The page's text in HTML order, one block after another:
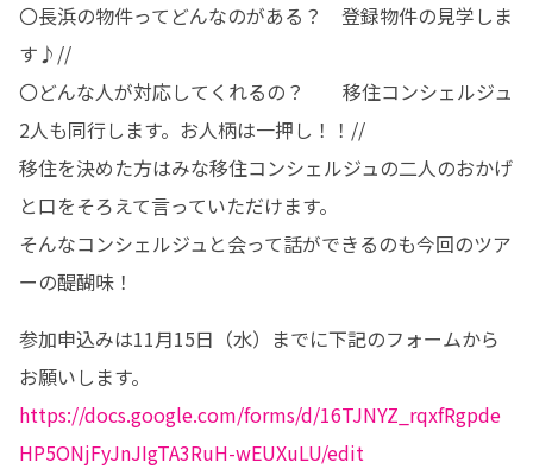
〇長浜の物件ってどんなのがある？　登録物件の見学しま
す♪//
〇どんな人が対応してくれるの？　　移住コンシェルジュ
2人も同行します。お人柄は一押し！！//
移住を決めた方はみな移住コンシェルジュの二人のおかげ
と口をそろえて言っていただけます。
そんなコンシェルジュと会って話ができるのも今回のツア
ーの醍醐味！
参加申込みは11月15日（水）までに下記のフォームから
https://docs.google.com/forms/d/16TJNYZ_rqxfRgpde
HP5ONjFyJnJIgTA3RuH-wEUXuLU/edit